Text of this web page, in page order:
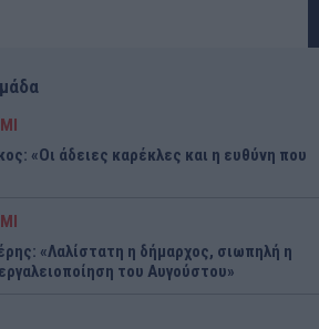
«Οι άδειες καρέκλες και η ευθύνη που
«Λαλίστατη η δήμαρχος, σιωπηλή η
του Αυγούστου»